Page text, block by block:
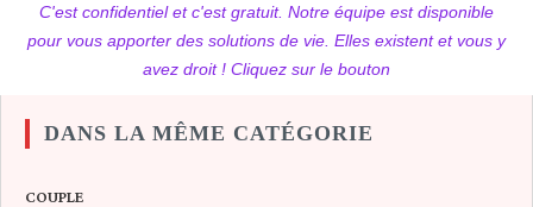
C'est confidentiel et c'est gratuit. Notre équipe est disponible
pour vous apporter des solutions de vie. Elles existent et vous y
avez droit ! Cliquez sur le bouton
DANS LA MÊME CATÉGORIE
COUPLE